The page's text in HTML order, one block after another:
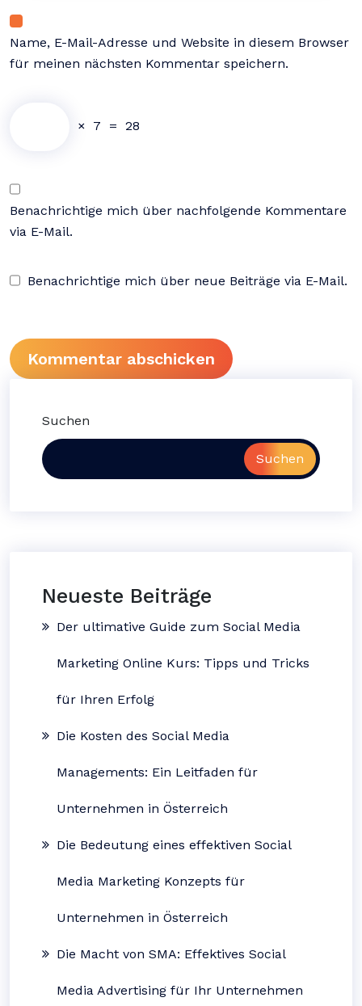
Name, E-Mail-Adresse und Website in diesem Browser
für meinen nächsten Kommentar speichern.
× 7 = 28
Benachrichtige mich über nachfolgende Kommentare
via E-Mail.
Benachrichtige mich über neue Beiträge via E-Mail.
Suchen
Suchen
Neueste Beiträge
Der ultimative Guide zum Social Media
Marketing Online Kurs: Tipps und Tricks
für Ihren Erfolg
Die Kosten des Social Media
Managements: Ein Leitfaden für
Unternehmen in Österreich
Die Bedeutung eines effektiven Social
Media Marketing Konzepts für
Unternehmen in Österreich
Die Macht von SMA: Effektives Social
Media Advertising für Ihr Unternehmen